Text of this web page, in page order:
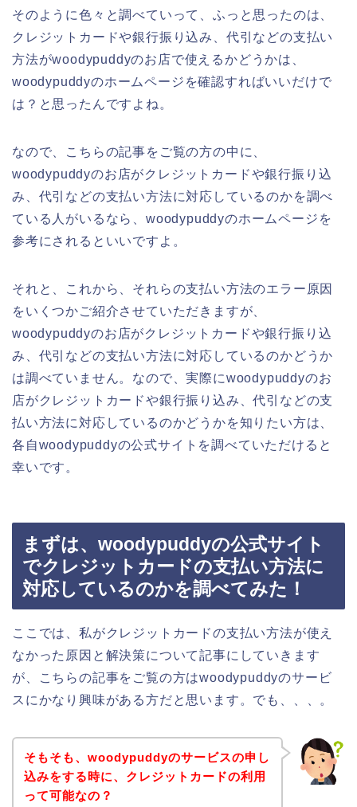
そのように色々と調べていって、ふっと思ったのは、
クレジットカードや銀行振り込み、代引などの支払い
方法がwoodypuddyのお店で使えるかどうかは、
woodypuddyのホームページを確認すればいいだけで
は？と思ったんですよね。
なので、こちらの記事をご覧の方の中に、
woodypuddyのお店がクレジットカードや銀行振り込
み、代引などの支払い方法に対応しているのかを調べ
ている人がいるなら、woodypuddyのホームページを
参考にされるといいですよ。
それと、これから、それらの支払い方法のエラー原因
をいくつかご紹介させていただきますが、
woodypuddyのお店がクレジットカードや銀行振り込
み、代引などの支払い方法に対応しているのかどうか
は調べていません。なので、実際にwoodypuddyのお
店がクレジットカードや銀行振り込み、代引などの支
払い方法に対応しているのかどうかを知りたい方は、
各自woodypuddyの公式サイトを調べていただけると
幸いです。
まずは、woodypuddyの公式サイト
でクレジットカードの支払い方法に
対応しているのかを調べてみた！
ここでは、私がクレジットカードの支払い方法が使え
なかった原因と解決策について記事にしていきます
が、こちらの記事をご覧の方はwoodypuddyのサービ
スにかなり興味がある方だと思います。でも、、、。
そもそも、woodypuddyのサービスの申し
込みをする時に、クレジットカードの利用
って可能なの？